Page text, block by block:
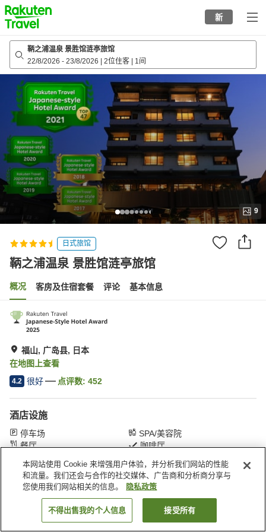
to
top
page
新
鞆之浦温泉 景胜馆涟亭旅馆
22/8/2026 - 23/8/2026 2位住客 1间
9
日式旅馆
鞆之浦温泉 景胜馆涟亭旅馆
概况 客房及住宿套餐 评论 基本信息
福山, 广岛县, 日本
在地图上查看
4.2 很好 点评数: 452
酒店设施
停车场
SPA/美容院
餐厅
咖啡厅
首页 日本 广岛县 福山 鞆之浦温泉 景胜馆涟亭旅馆
搜索客房
本网站使用 Cookie 来增强用户体验，并分析我们网站的性能
和流量。我们还会与合作的社交媒体、广告商和分析商分享与
您使用我们网站相关的信息。
隐私政策
不得出售我的个人信息 接受所有